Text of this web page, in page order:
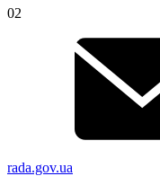
02
rada.gov.ua